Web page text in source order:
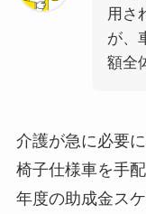
用さ
が、
額全
介護が急に必要
椅子仕様車を手
年度の助成金ス